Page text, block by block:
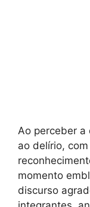
Ao perceber a
ao delírio,
momento
discurso